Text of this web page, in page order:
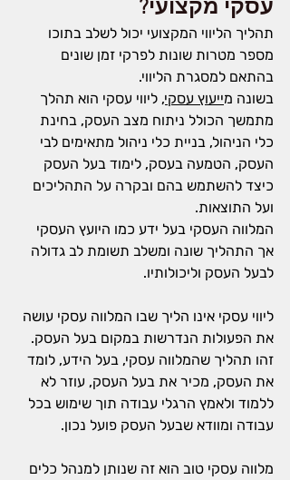
עסקי מקצועי?
תהליך הליווי המקצועי יכול לשלב בתוכו
מספר מטרות שונות לפרקי זמן שונים
בהתאם למסגרת הליווי.
בשונה מייעוץ עסקי, ליווי עסקי הוא תהלך
מתמשך הכולל ניתוח מצב העסק, בחינת
כלי הניהול, בניית כלי ניהול מתאימים לבי
העסק, הטמעה בעסק, לימוד בעל העסק
כיצד להשתמש בהם ובקרה על התהליכים
ועל התוצאות.
המלווה העסקי בעל ידע כמו היועץ העסקי
אך התהליך שונה ומשלב תשומת לב גדולה
לבעל העסק וליכולותיו.
ליווי עסקי אינו הליך שבו המלווה עסקי עושה
את הפעולות הנדרשות במקום בעל העסק.
זהו תהליך שהמלווה עסקי, בעל הידע, לומד
את העסק, מכיר את בעל העסק, עוזר לא
ללמוד ולאמץ הרגלי עבודה תוך שימוש בכל
עבודה ומוודא שבעל העסק פועל נכון.
מלווה עסקי טוב הוא זה שנותן למנהל כלים